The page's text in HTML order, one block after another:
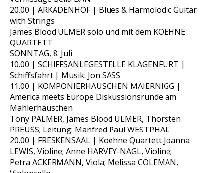
20.00 | ARKADENHOF | Blues & Harmolodic Guitar
with Strings
James Blood ULMER solo und mit dem KOEHNE
QUARTETT
SONNTAG, 8. Juli
10.00 | SCHIFFSANLEGESTELLE KLAGENFURT |
Schiffsfahrt | Musik: Jon SASS
11.00 | KOMPONIERHÄUSCHEN MAIERNIGG |
America meets Europe Diskussionsrunde am
Mahlerhäuschen
Tony PALMER, James Blood ULMER, Thorsten
PREUSS; Leitung: Manfred Paul WESTPHAL
20.00 | FRESKENSAAL | Koehne Quartett Joanna
LEWIS, Violine; Anne HARVEY-NAGL, Violine;
Petra ACKERMANN, Viola; Melissa COLEMAN,